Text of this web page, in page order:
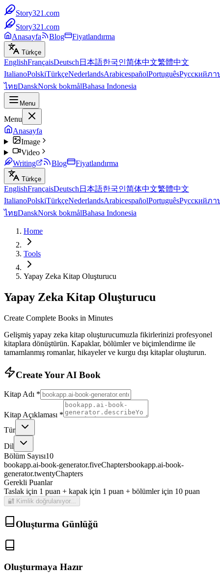
Story321.com
Story321.com
Anasayfa
Blog Fiyatlandırma
Türkçe
EnglishFrançaisDeutsch 日本語한국인简体中文繁體中文
ItalianoPolskiTürkçeNederlandsArabicespañolPortuguêsРусскийภา
ไทยDanskNorsk bokmålBahasa Indonesia
Menu
Menu
Anasayfa
Image
Video
Writing
Blog Fiyatlandırma
Türkçe
EnglishFrançaisDeutsch 日本語한국인简体中文繁體中文
ItalianoPolskiTürkçeNederlandsArabicespañolPortuguêsРусскийภา
ไทยDanskNorsk bokmålBahasa Indonesia
Home
Tools
Yapay Zeka Kitap Oluşturucu
Yapay Zeka Kitap Oluşturucu
Create Complete Books in Minutes
Gelişmiş yapay zeka kitap oluşturucumuzla fikirlerinizi profesyonel
kitaplara dönüştürün. Kapaklar, bölümler ve biçimlendirme ile
tamamlanmış romanlar, hikayeler ve kurgu dışı kitaplar oluşturun.
Create Your AI Book
Kitap Adı *
Kitap Açıklaması *
Tür
Dil
Bölüm Sayısı10
bookapp.ai-book-generator.fiveChaptersbookapp.ai-book-
generator.twentyChapters
Gerekli Puanlar
Taslak için 1 puan + kapak için 1 puan + bölümler için 10 puan
🔐 Kimlik doğrulanıyor...
Oluşturma Günlüğü
Oluşturmaya Hazır